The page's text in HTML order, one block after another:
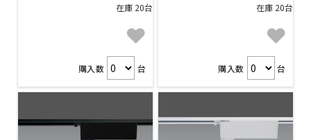
在庫 20台
購入数 台
在庫 20台
購入数 台